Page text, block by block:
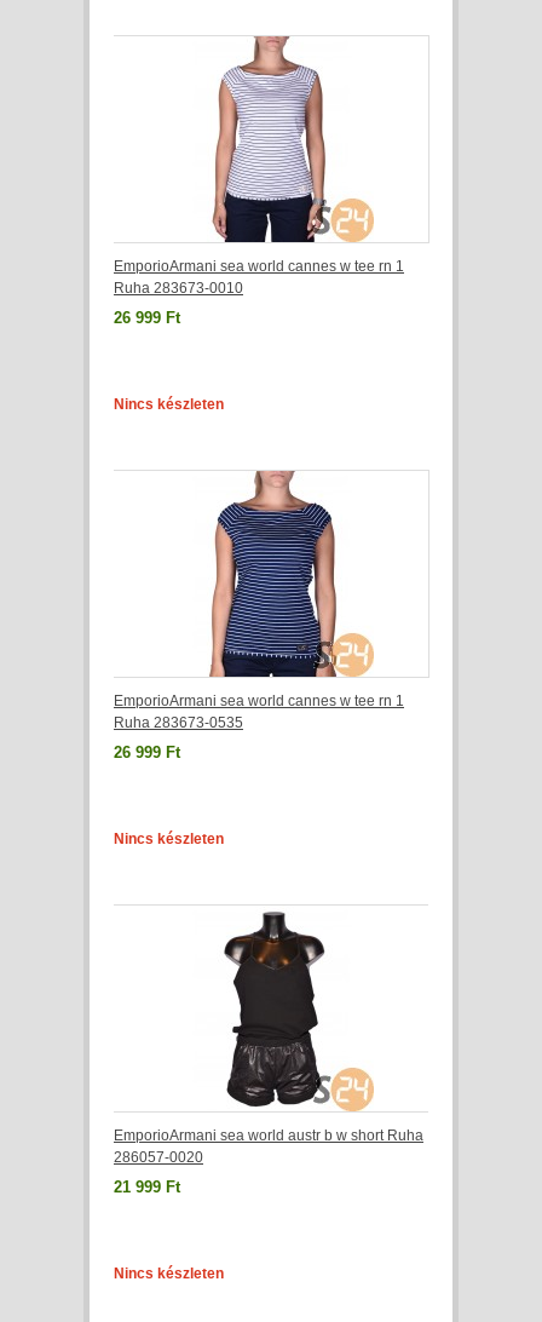
EmporioArmani sea world cannes w tee rn 1
Ruha 283673-0010
26 999 Ft
Nincs készleten
EmporioArmani sea world cannes w tee rn 1
Ruha 283673-0535
26 999 Ft
Nincs készleten
EmporioArmani sea world austr b w short Ruha
286057-0020
21 999 Ft
Nincs készleten